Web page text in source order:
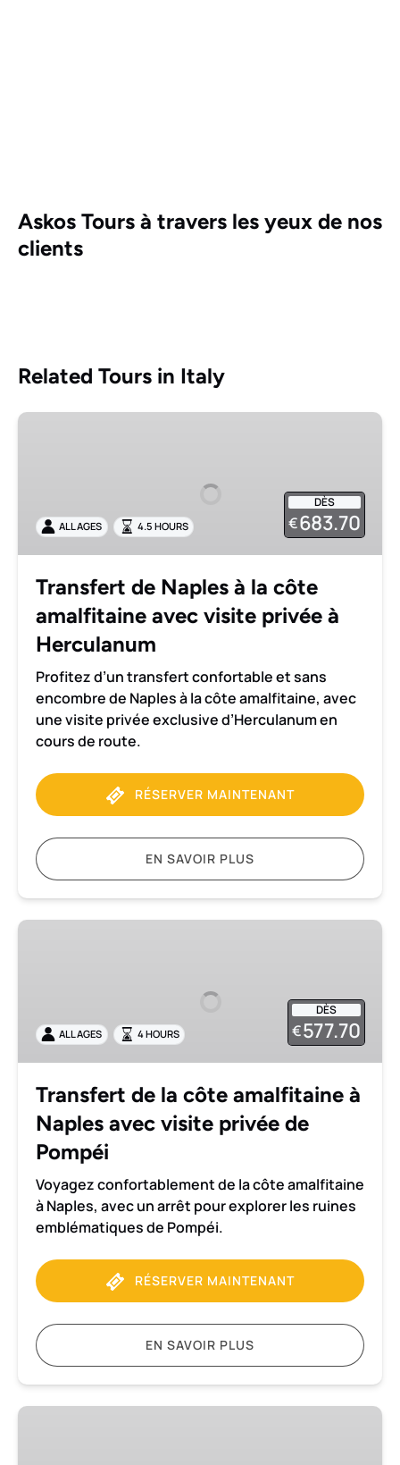
Askos Tours à travers les yeux de nos
clients
Related Tours in Italy
Transfert
côte
amalfitaine
visite
privée
Herculanum
DÈS
€683.70
ALL AGES 4.5 HOURS
Transfert de Naples à la côte
amalfitaine avec visite privée à
Herculanum
Profitez d’un transfert confortable et sans
encombre de Naples à la côte amalfitaine, avec
une visite privée exclusive d’Herculanum en
cours de route.
RÉSERVER MAINTENANT
EN SAVOIR PLUS
Transfert
Naples
visite
privée
Pompéi
DÈS
€577.70
ALL AGES 4 HOURS
Transfert de la côte amalfitaine à
Naples avec visite privée de
Pompéi
Voyagez confortablement de la côte amalfitaine
à Naples, avec un arrêt pour explorer les ruines
emblématiques de Pompéi.
RÉSERVER MAINTENANT
EN SAVOIR PLUS
Transfert